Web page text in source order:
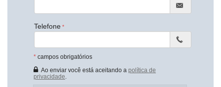
Elevador
Hall Decorado e Mobiliado
Rua Gregorio Chaves
Itajaí /SC
ver mapa abaixo
Telefone
* campos obrigatórios
Ao enviar você está aceitando a política de
privacidade